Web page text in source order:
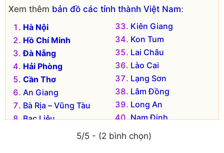
Xem thêm bản đồ các tỉnh thành Việt Nam:
Hà Nội
Hồ Chí Minh
Đà Nẵng
Hải Phòng
Cần Thơ
An Giang
Bà Rịa – Vũng Tàu
Bạc Liêu
Kiên Giang
Kon Tum
Lai Châu
Lào Cai
Lạng Sơn
Lâm Đồng
Long An
Nam Định
Nghệ An
Ninh Bình
5/5 - (2 bình chọn)